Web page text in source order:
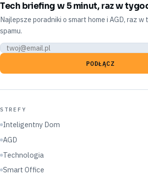
Tech briefing w 5 minut, raz w
Najlepsze poradniki o smart home i AGD, raz w
spamu.
PODŁĄCZ
STREFY
Inteligentny Dom
AGD
Technologia
Smart Office